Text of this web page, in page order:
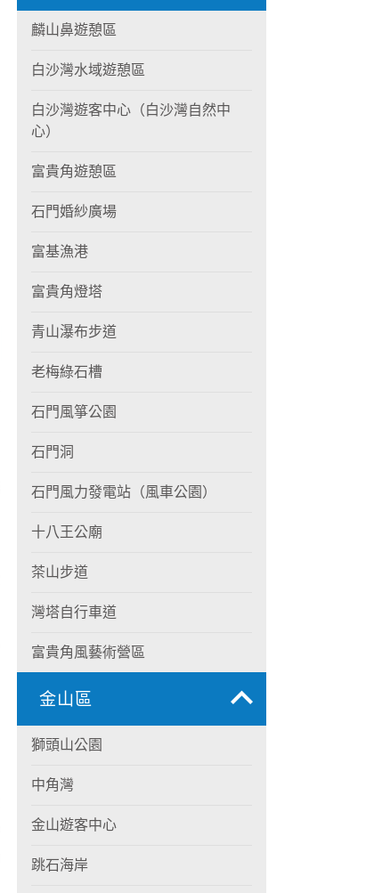
麟山鼻遊憩區
白沙灣水域遊憩區
白沙灣遊客中心（白沙灣自然中
心）
富貴角遊憩區
石門婚紗廣場
富基漁港
富貴角燈塔
青山瀑布步道
老梅綠石槽
石門風箏公園
石門洞
石門風力發電站（風車公園）
十八王公廟
茶山步道
灣塔自行車道
富貴角風藝術營區
金山區
獅頭山公園
中角灣
金山遊客中心
跳石海岸